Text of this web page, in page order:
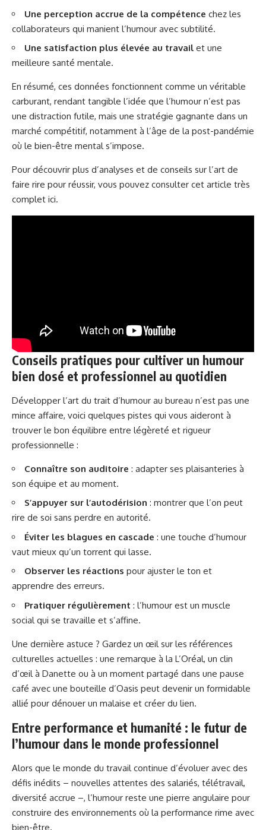
Une perception accrue de la compétence chez les
collaborateurs qui manient l’humour avec subtilité.
Une satisfaction plus élevée au travail et une
meilleure santé mentale.
En résumé, ces données fonctionnent comme un véritable
carburant, rendant tangible l’idée que l’humour n’est pas
une distraction futile, mais une stratégie gagnante dans un
marché compétitif, notamment à l’âge de la post-pandémie
où le bien-être mental s’impose.
Pour découvrir plus d’analyses et de conseils sur l’art de
faire rire pour réussir, vous pouvez consulter cet article très
complet ici.
Conseils pratiques pour cultiver un humour
bien dosé et professionnel au quotidien
Développer l’art du trait d’humour au bureau n’est pas une
mince affaire, voici quelques pistes qui vous aideront à
trouver le bon équilibre entre légèreté et rigueur
professionnelle :
Connaître son auditoire : adapter ses plaisanteries à
son équipe et au moment.
S’appuyer sur l’autodérision : montrer que l’on peut
rire de soi sans perdre en autorité.
Éviter les blagues en cascade : une touche d’humour
vaut mieux qu’un torrent qui lasse.
Observer les réactions pour ajuster le ton et
apprendre des erreurs.
Pratiquer régulièrement : l’humour est un muscle
social qui se travaille et s’affine.
Une dernière astuce ? Gardez un œil sur les références
culturelles actuelles : une remarque à la L’Oréal, un clin
d’œil à Danette ou à un moment partagé dans une pause
café avec une bouteille d’Oasis peut devenir un formidable
allié pour dénouer un malaise et créer du lien.
Entre performance et humanité : le futur de
l’humour dans le monde professionnel
Alors que le monde du travail continue d’évoluer avec des
défis inédits – nouvelles attentes des salariés, télétravail,
diversité accrue –, l’humour reste une pierre angulaire pour
construire des environnements où la performance rime avec
bien-être.